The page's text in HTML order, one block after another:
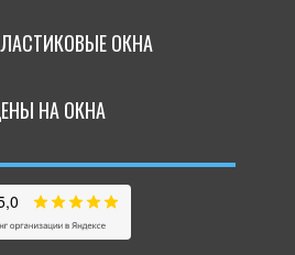
ОКОН С
ОКНА
НА ОКНА